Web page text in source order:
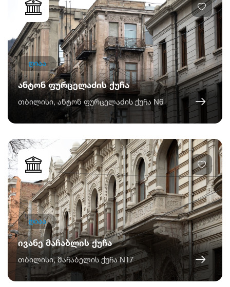
ღიაა
ანტონ ფურცელაძის ქუჩა
თბილისი, ანტონ ფურცელაძის ქუჩა N6
ღიაა
ივანე მაჩაბლის ქუჩა
თბილისი, მაჩაბელის ქუჩა N17